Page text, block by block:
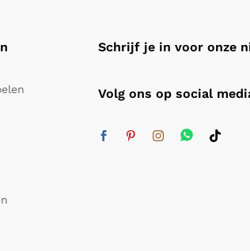
Schrijf je in voor onze
Volg ons op social